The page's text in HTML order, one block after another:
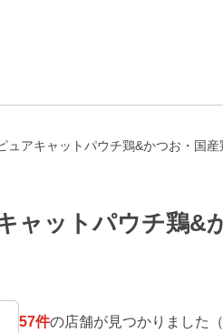
ュアキャットパウチ鶏&かつお・国
ャットパウチ鶏&
57件の店舗が見つかりました